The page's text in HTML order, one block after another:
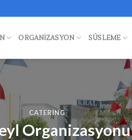
ORGANIZASYON SÜSLEME
CATERING
Organizasyonu